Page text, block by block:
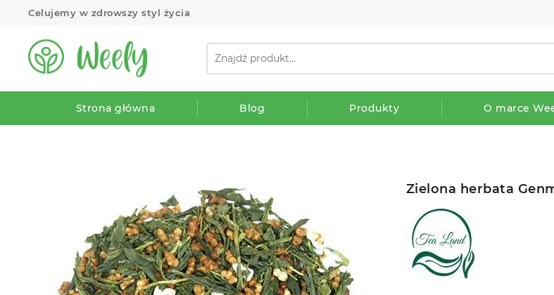
Celujemy w zdrowszy styl życia
Strona główna Blog Produkty O marce
Zielona herbata